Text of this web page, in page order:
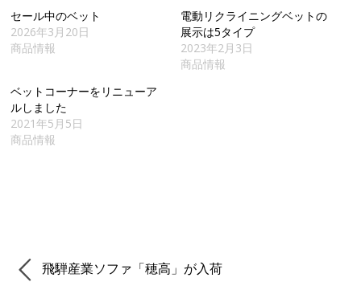
セール中のベット
2026年3月20日
商品情報
電動リクライニングベットの
展示は5タイプ
2023年2月3日
商品情報
ベットコーナーをリニューア
ルしました
2021年5月5日
商品情報
飛騨産業ソファ「穂高」が入荷